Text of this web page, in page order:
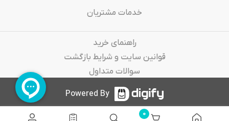
0
خدمات مشتریان
راهنمای خرید
قوانین سایت و شرایط بازگشت
سوالات متداول
Powered By